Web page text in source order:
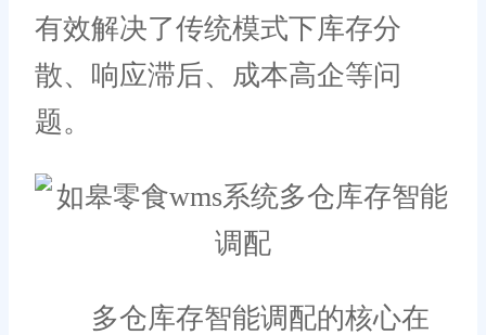
有效解决了传统模式下库存分
散、响应滞后、成本高企等问
题。
多仓库存智能调配的核心在